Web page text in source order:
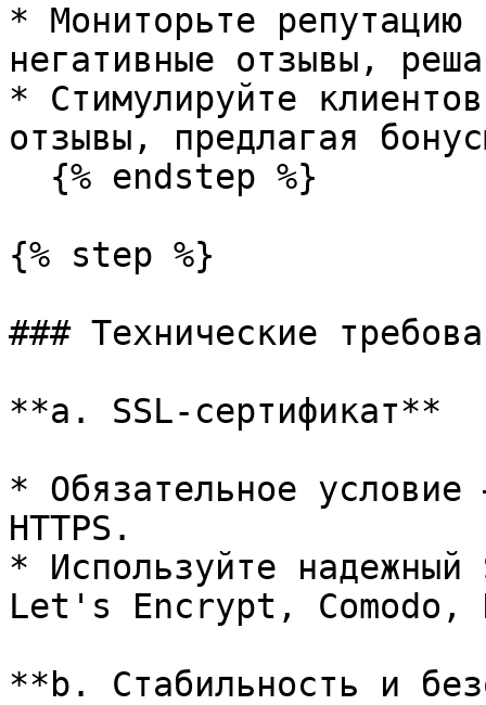
* Мониторьте репутацию
негативные отзывы,
* Стимулируйте
отзывы, предлагая
{% step %}
### Технические
**a. SSL-сертификат**
* Обязательное условие
HTTPS.
* Используйте надежный
Let's Encrypt,
**b. Стабильность и